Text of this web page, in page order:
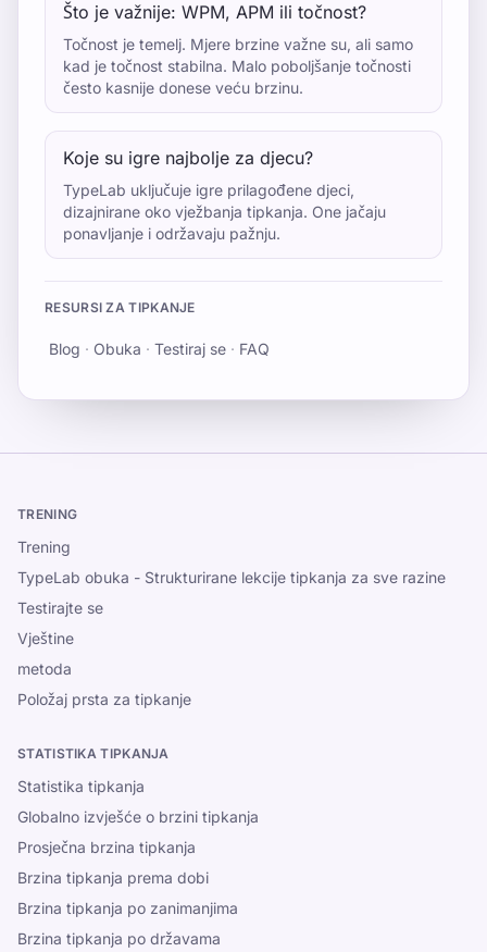
Što je važnije: WPM, APM ili točnost?
Točnost je temelj. Mjere brzine važne su, ali samo
kad je točnost stabilna. Malo poboljšanje točnosti
često kasnije donese veću brzinu.
Koje su igre najbolje za djecu?
TypeLab uključuje igre prilagođene djeci,
dizajnirane oko vježbanja tipkanja. One jačaju
ponavljanje i održavaju pažnju.
RESURSI ZA TIPKANJE
Blog · Obuka · Testiraj se · FAQ
TRENING
Trening
TypeLab obuka - Strukturirane lekcije tipkanja za sve razine
Testirajte se
Vještine
metoda
Položaj prsta za tipkanje
STATISTIKA TIPKANJA
Statistika tipkanja
Globalno izvješće o brzini tipkanja
Prosječna brzina tipkanja
Brzina tipkanja prema dobi
Brzina tipkanja po zanimanjima
Brzina tipkanja po državama